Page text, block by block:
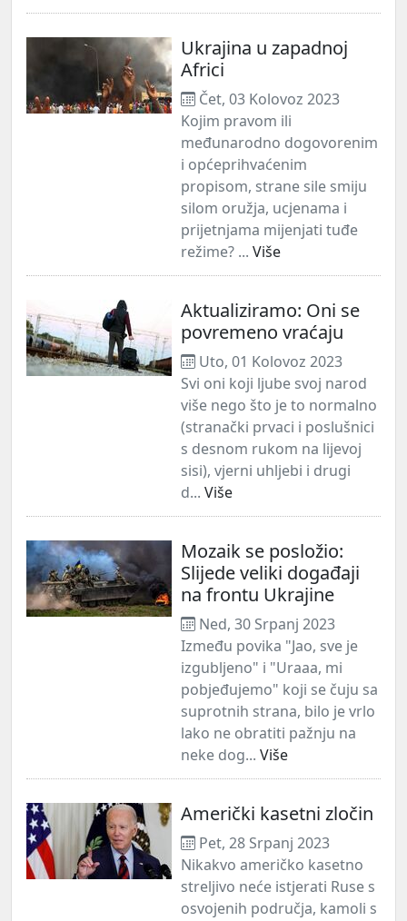
Ukrajina u zapadnoj
Africi
Čet, 03 Kolovoz 2023
Kojim pravom ili
međunarodno dogovorenim
i općeprihvaćenim
propisom, strane sile smiju
silom oružja, ucjenama i
prijetnjama mijenjati tuđe
režime? ... Više
Aktualiziramo: Oni se
povremeno vraćaju
Uto, 01 Kolovoz 2023
Svi oni koji ljube svoj narod
više nego što je to normalno
(stranački prvaci i poslušnici
s desnom rukom na lijevoj
sisi), vjerni uhljebi i drugi
d... Više
Mozaik se posložio:
Slijede veliki događaji
na frontu Ukrajine
Ned, 30 Srpanj 2023
Između povika "Jao, sve je
izgubljeno" i "Uraaa, mi
pobjeđujemo" koji se čuju sa
suprotnih strana, bilo je vrlo
lako ne obratiti pažnju na
neke dog... Više
Američki kasetni zločin
Pet, 28 Srpanj 2023
Nikakvo američko kasetno
streljivo neće istjerati Ruse s
osvojenih područja, kamoli s